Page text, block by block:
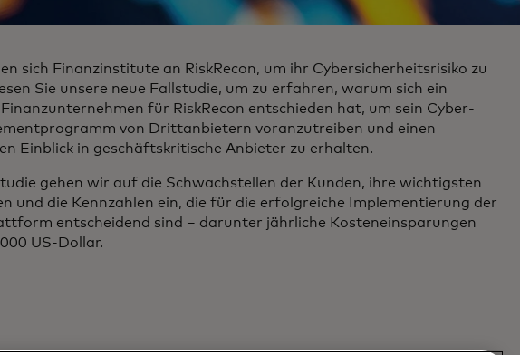
sich Finanzinstitute an RiskRecon, um ihr Cybersicherheitsrisiko zu
Sie unsere neue Fallstudie, um zu erfahren, warum sich ein
für RiskRecon entschieden hat, um sein Cyber-
von Drittanbietern voranzutreiben und einen
Einblick in geschäftskritische Anbieter zu erhalten.
gehen wir auf die Schwachstellen der Kunden, ihre wichtigsten
und die Kennzahlen ein, die für die erfolgreiche Implementierung der
entscheidend sind – darunter jährliche Kosteneinsparungen
US-Dollar.